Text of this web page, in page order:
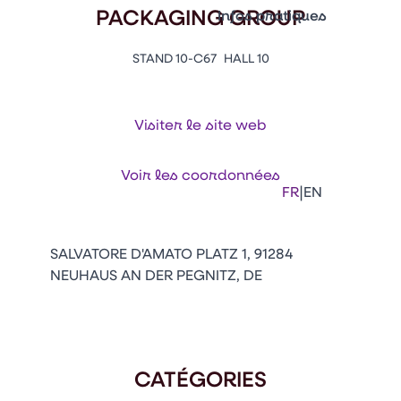
Vitrine Innovations
Emballages
Infos pratiques
Contacts
Appuyez sur Entrée
FR|EN
PACKAGING GROUP
STAND 10-C67 HALL 10
Visiter le site web
Voir les coordonnées
SALVATORE D'AMATO PLATZ 1, 91284
NEUHAUS AN DER PEGNITZ, DE
CATÉGORIES